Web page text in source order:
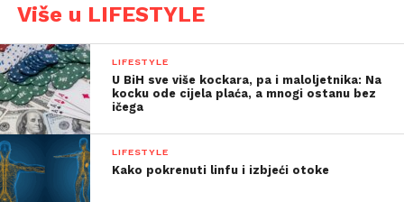
Više u LIFESTYLE
LIFESTYLE
U BiH sve više kockara, pa i maloljetnika: Na
kocku ode cijela plaća, a mnogi ostanu bez
ičega
LIFESTYLE
Kako pokrenuti linfu i izbjeći otoke